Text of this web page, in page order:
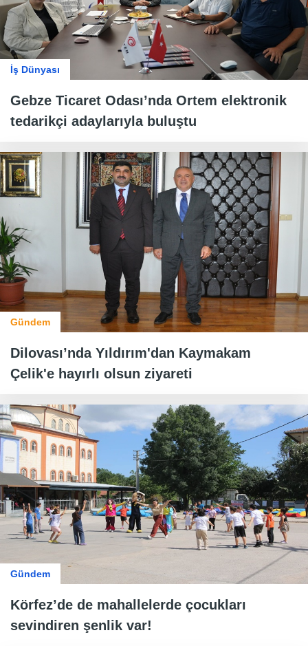
İş Dünyası
Gebze Ticaret Odası’nda Ortem elektronik
tedarikçi adaylarıyla buluştu
Gündem
Dilovası’nda Yıldırım'dan Kaymakam
Çelik'e hayırlı olsun ziyareti
Gündem
Körfez’de de mahallelerde çocukları
sevindiren şenlik var!